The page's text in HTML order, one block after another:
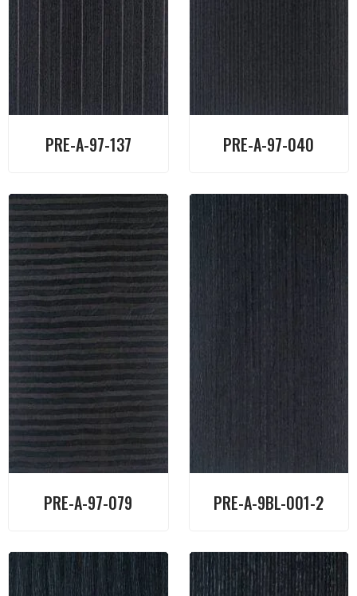
PRE-A-97-137 PRE-A-97-040
PRE-A-97-079 PRE-A-9BL-001-2